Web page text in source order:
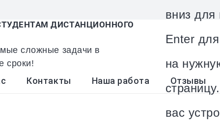
ДИСТАНЦИОННОГО
сложные задачи в
сроки!
вниз
Enter
на
вас
Контакты Наша работа Отзывы